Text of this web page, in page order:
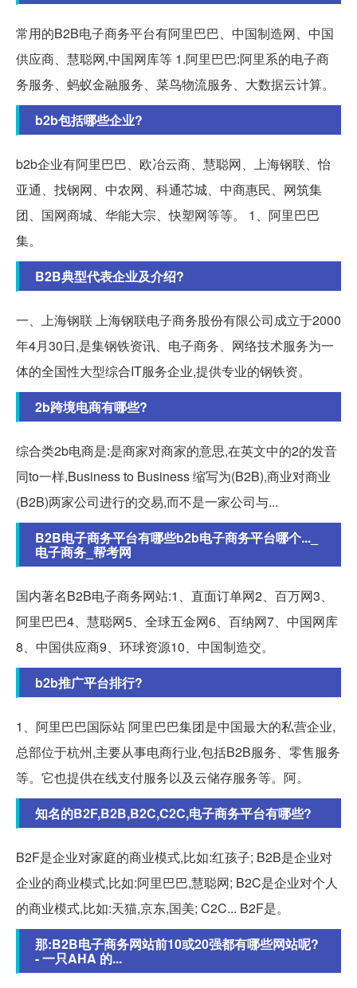
常用的B2B电子商务平台有阿里巴巴、中国制造网、中国
供应商、慧聪网,中国网库等 1.阿里巴巴:阿里系的电子商
务服务、蚂蚁金融服务、菜鸟物流服务、大数据云计算。
b2b包括哪些企业?
b2b企业有阿里巴巴、欧冶云商、慧聪网、上海钢联、怡
亚通、找钢网、中农网、科通芯城、中商惠民、网筑集
团、国网商城、华能大宗、快塑网等等。 1、阿里巴巴
集。
B2B典型代表企业及介绍?
一、上海钢联 上海钢联电子商务股份有限公司成立于2000
年4月30日,是集钢铁资讯、电子商务、网络技术服务为一
体的全国性大型综合IT服务企业,提供专业的钢铁资。
2b跨境电商有哪些?
综合类2b电商是:是商家对商家的意思,在英文中的2的发音
同to一样,Business to Business 缩写为(B2B),商业对商业
(B2B)两家公司进行的交易,而不是一家公司与...
B2B电子商务平台有哪些b2b电子商务平台哪个..._
电子商务_帮考网
国内著名B2B电子商务网站:1、直面订单网2、百万网3、
阿里巴巴4、慧聪网5、全球五金网6、百纳网7、中国网库
8、中国供应商9、环球资源10、中国制造交。
b2b推广平台排行?
1、阿里巴巴国际站 阿里巴巴集团是中国最大的私营企业,
总部位于杭州,主要从事电商行业,包括B2B服务、零售服务
等。它也提供在线支付服务以及云储存服务等。阿。
知名的B2F,B2B,B2C,C2C,电子商务平台有哪些?
B2F是企业对家庭的商业模式,比如:红孩子; B2B是企业对
企业的商业模式,比如:阿里巴巴,慧聪网; B2C是企业对个人
的商业模式,比如:天猫,京东,国美; C2C... B2F是。
那:B2B电子商务网站前10或20强都有哪些网站呢?
- 一只AHA 的...